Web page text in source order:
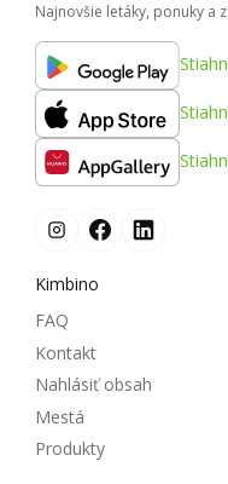
Najnovšie letáky, ponuky a
Kimbino
FAQ
Kontakt
Nahlásiť obsah
Mestá
Produkty